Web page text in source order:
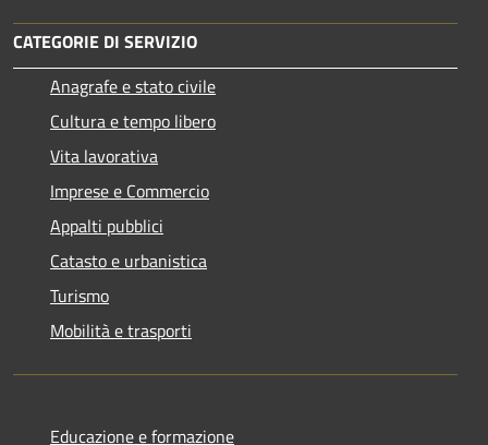
CATEGORIE DI SERVIZIO
Anagrafe e stato civile
Cultura e tempo libero
Vita lavorativa
Imprese e Commercio
Appalti pubblici
Catasto e urbanistica
Turismo
Mobilità e trasporti
Educazione e formazione